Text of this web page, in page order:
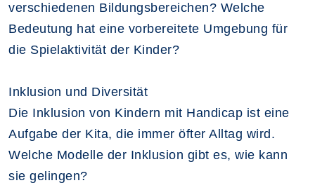
verschiedenen Bildungsbereichen? Welche
Bedeutung hat eine vorbereitete Umgebung für
die Spielaktivität der Kinder?
Inklusion und Diversität
Die Inklusion von Kindern mit Handicap ist eine
Aufgabe der Kita, die immer öfter Alltag wird.
Welche Modelle der Inklusion gibt es, wie kann
sie gelingen?